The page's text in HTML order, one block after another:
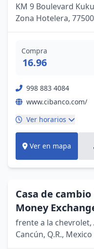
KM 9 Boulevard
Zona Hotelera,
Compra
16.96
998 883 4084
www.cibanco.com/
Ver horarios
Ver en mapa
Casa de
Money
frente a la chevrolet,
Cancún, Q.R., Mexico